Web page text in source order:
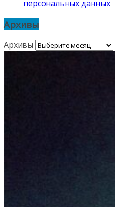
персональных данных
Архивы
Архивы